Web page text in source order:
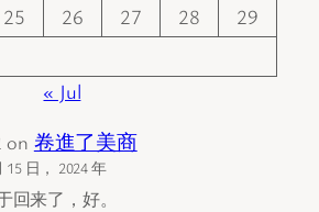
25 26 27 28
29
« Jul
on 卷進了美商
15 日， 2024 年
回来了，好。